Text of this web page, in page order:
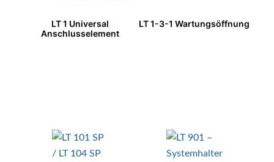
LT 1 Universal
Anschlusselement
LT 1-3-1 Wartungsöffnung